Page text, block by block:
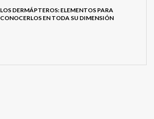
LOS DERMÁPTEROS: ELEMENTOS PARA
CONOCERLOS EN TODA SU DIMENSIÓN